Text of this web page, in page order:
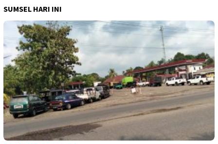
SUMSEL HARI INI